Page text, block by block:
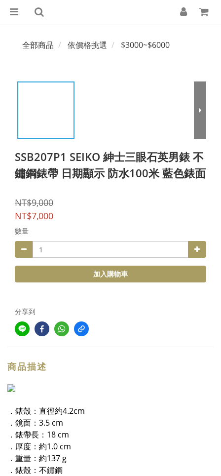
全部商品 依價格挑選 $3000~$6000
SSB207P1 SEIKO 紳士三眼石英男錶 不
鏽鋼錶帶 日期顯示 防水100米 藍色錶面
NT$9,000
NT$7,000
數量
加入購物車
分享到
商品描述
．錶殼：直徑約4.2cm
．鏡面：3.5 cm
．錶帶長：18 cm
．厚度：約1.0 cm
．重量：約137 g
．錶殼：不鏽鋼